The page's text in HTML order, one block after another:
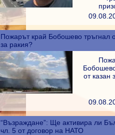
Пожарът край Бобошево тръгнал
за ракия?
от казан
“Възраждане”: Ще активира ли
чл. 5 от договор на НАТО